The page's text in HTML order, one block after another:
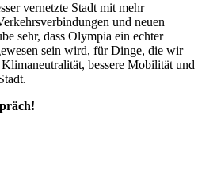
vernetzte Stadt mit mehr
und neuen
sehr, dass Olympia ein echter
sein wird, für Dinge, die wir
bessere Mobilität und